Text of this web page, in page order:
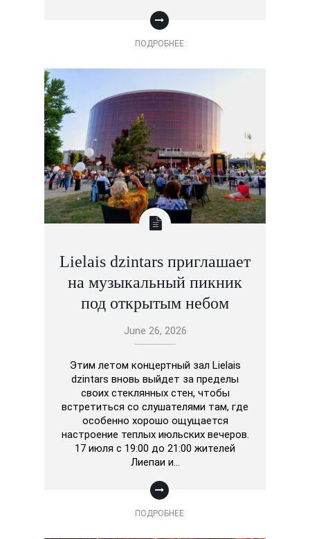
ПОДРОБНЕЕ
Lielais dzintars приглашает
на музыкальный пикник
под открытым небом
June 26, 2026
Этим летом концертный зал Lielais
dzintars вновь выйдет за пределы
своих стеклянных стен, чтобы
встретиться со слушателями там, где
особенно хорошо ощущается
настроение теплых июльских вечеров.
17 июля с 19:00 до 21:00 жителей
Лиепаи и…
ПОДРОБНЕЕ